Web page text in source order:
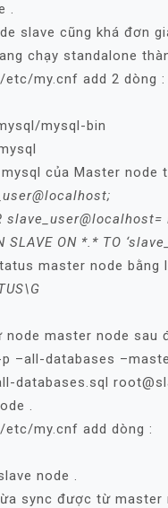
.
slave cũng khá đơn
chạy standalone
my.cnf add 2 dòng :
mysql-bin
của Master node
slave_user@localhost=
SLAVE ON *.* TO
master node bằng
node master node sau
–all-databases
databases.sql
.
my.cnf add dòng :
node .
sync được từ master